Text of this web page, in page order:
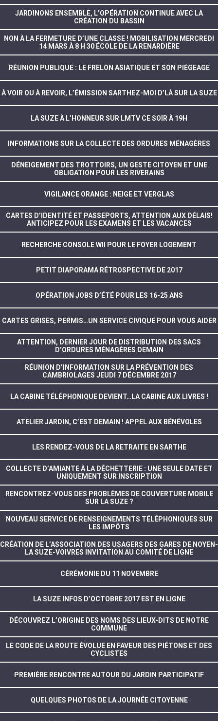
JARDINONS ENSEMBLE, L’OPÉRATION CONTINUE AVEC LA
CRÉATION DU BASSIN
NON À LA FERMETURE D’UNE CLASSE ! MOBILISATION MERCREDI
14 MARS À 8 H 30 ÉCOLE DE LA RENARDIÈRE
RÉUNION PUBLIQUE : LE FRELON ASIATIQUE ET SON PIÉGEAGE
À VOIR OU À REVOIR, L’ÉMISSION SARTHEZ-MOI D’LÀ SUR LA SUZE
LA SUZE À L’HONNEUR SUR LMTV CE SOIR À 19H
INFORMATIONS SUR LA COLLECTE DES ORDURES MÉNAGÈRES
DÉNEIGEMENT DES TROTTOIRS, UN GESTE CITOYEN ET UNE
OBLIGATION POUR LES RIVERAINS
VIGILANCE ORANGE : NEIGE ET VERGLAS
CARTES D’IDENTITÉ ET PASSEPORTS, ATTENTION AUX DÉLAIS!
ANTICIPEZ POUR LES EXAMENS ET LES VACANCES
RECHERCHE CONSOLE WII POUR LE FOYER LOGEMENT
PETIT DIAPORAMA RÉTROSPECTIVE DE 2017
OPÉRATION JOBS D’ÉTÉ POUR LES 16-25 ANS
CARTES GRISES, PERMIS…UN SERVICE CIVIQUE POUR VOUS AIDER
ATTENTION, DERNIER JOUR DE DISTRIBUTION DES SACS
D’ORDURES MÉNAGÈRES DEMAIN
RÉUNION D’INFORMATION SUR LA PRÉVENTION DES
CAMBRIOLAGES JEUDI 7 DÉCEMBRE 2017
LA CABINE TÉLÉPHONIQUE DEVIENT…LA CABINE AUX LIVRES !
ATELIER JARDIN, C’EST DEMAIN ! APPEL AUX BÉNÉVOLES
LES RENDEZ-VOUS DE LA RETRAITE EN SARTHE
COLLECTE D’AMIANTE À LA DÉCHETTERIE : UNE SEULE DATE ET
UNIQUEMENT SUR INSCRIPTION
RENCONTREZ-VOUS DES PROBLÈMES DE COUVERTURE MOBILE
SUR LA SUZE ?
NOUVEAU SERVICE DE RENSEIGNEMENTS TÉLÉPHONIQUES SUR
LES IMPÔTS
CRÉATION DE L’ASSOCIATION DES USAGERS DES GARES DE NOYEN-
LA SUZE-VOIVRES INVITATION AU COMITÉ DE LIGNE
CÉRÉMONIE DU 11 NOVEMBRE
LA SUZE INFOS D’OCTOBRE 2017 EST EN LIGNE
DÉCOUVREZ L’ORIGINE DES NOMS DES LIEUX-DITS DE NOTRE
COMMUNE
LE CODE DE LA ROUTE ÉVOLUE EN FAVEUR DES PIÉTONS ET DES
CYCLISTES
PREMIÈRE RENCONTRE AUTOUR DU JARDIN PARTICIPATIF
QUELQUES PHOTOS DE LA JOURNÉE CITOYENNE